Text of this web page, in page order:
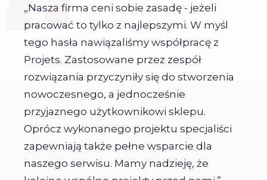
Nasza firma ceni sobie zasadę - jeżeli
pracować to tylko z najlepszymi. W myśl
tego hasła nawiązaliśmy współpracę z
Projets. Zastosowane przez zespół
rozwiązania przyczyniły się do stworzenia
nowoczesnego, a jednocześnie
przyjaznego użytkownikowi sklepu.
Oprócz wykonanego projektu specjaliści
zapewniają także pełne wsparcie dla
naszego serwisu. Mamy nadzieję, że